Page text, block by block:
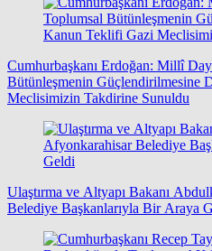
Cumhurbaşkanı Erdoğan: Millî
Bütünleşmenin Güçlendirilmesine
Meclisimizin Takdirine Sunuldu
Ulaştırma ve Altyapı Bakanı
Belediye Başkanlarıyla Bir Araya